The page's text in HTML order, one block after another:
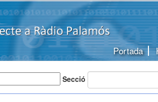
Portada
Secció